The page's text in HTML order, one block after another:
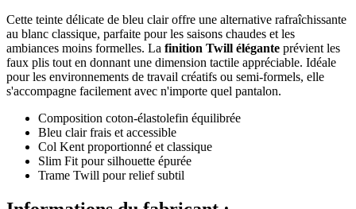
Cette teinte délicate de bleu clair offre une alternative rafraîchissante
au blanc classique, parfaite pour les saisons chaudes et les
ambiances moins formelles. La finition Twill élégante prévient les
faux plis tout en donnant une dimension tactile appréciable. Idéale
pour les environnements de travail créatifs ou semi-formels, elle
s'accompagne facilement avec n'importe quel pantalon.
Composition coton-élastolefin équilibrée
Bleu clair frais et accessible
Col Kent proportionné et classique
Slim Fit pour silhouette épurée
Trame Twill pour relief subtil